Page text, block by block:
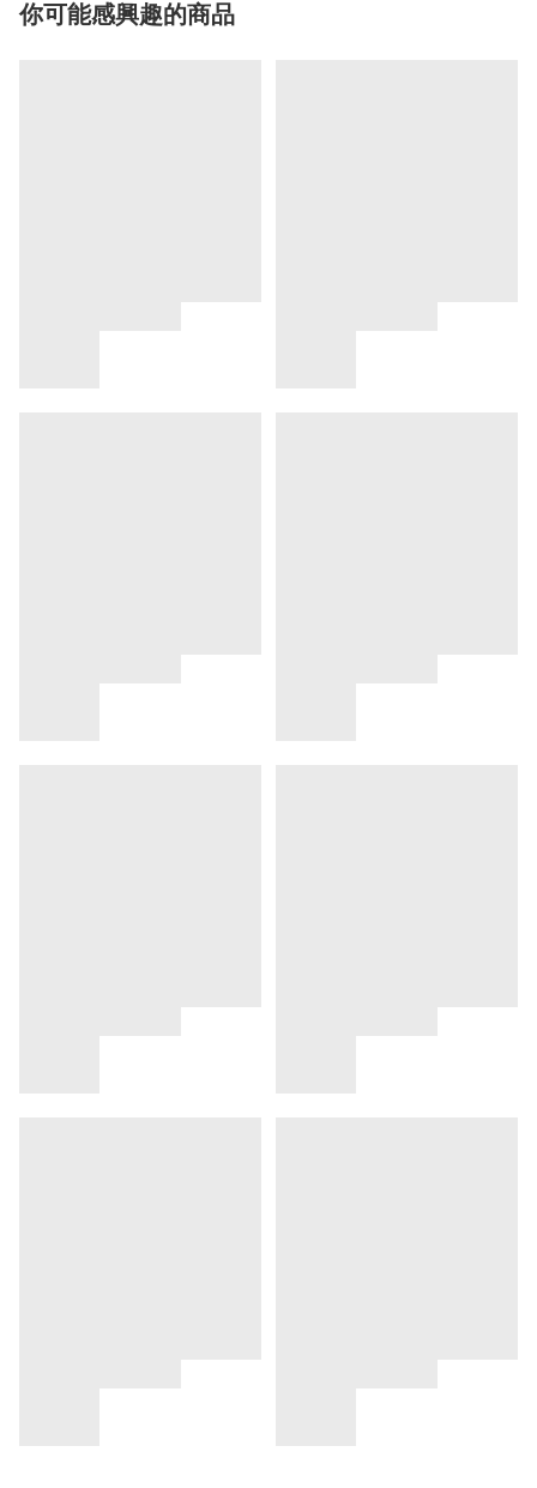
你可能感興趣的商品